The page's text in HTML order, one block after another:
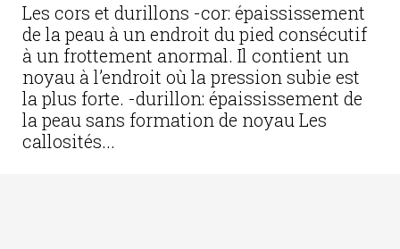
Les cors et durillons -cor: épaississement
de la peau à un endroit du pied consécutif
à un frottement anormal. Il contient un
noyau à l’endroit où la pression subie est
la plus forte. -durillon: épaississement de
la peau sans formation de noyau Les
callosités...